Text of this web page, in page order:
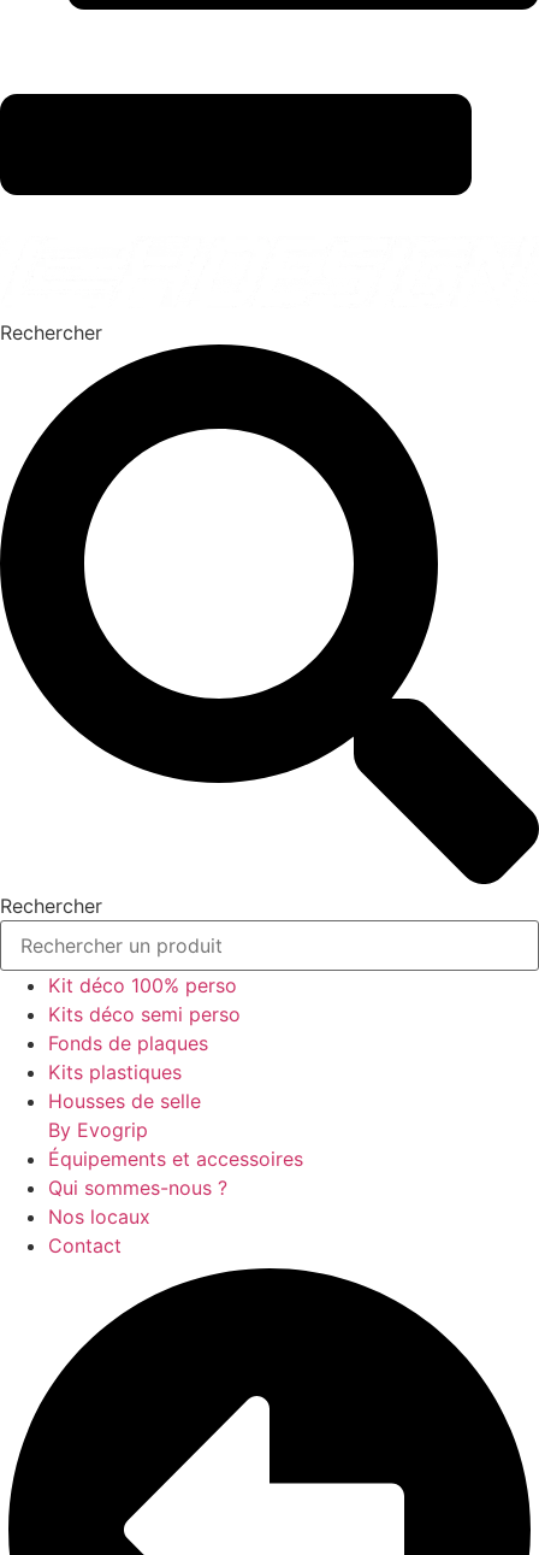
Rechercher
Rechercher
Kit déco 100% perso
Kits déco semi perso
Fonds de plaques
Kits plastiques
Housses de selle
By Evogrip
Équipements et accessoires
Qui sommes-nous ?
Nos locaux
Contact